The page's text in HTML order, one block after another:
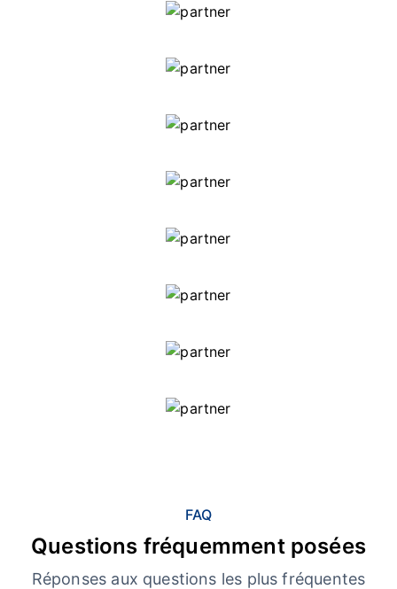
FAQ
Questions fréquemment posées
Réponses aux questions les plus fréquentes